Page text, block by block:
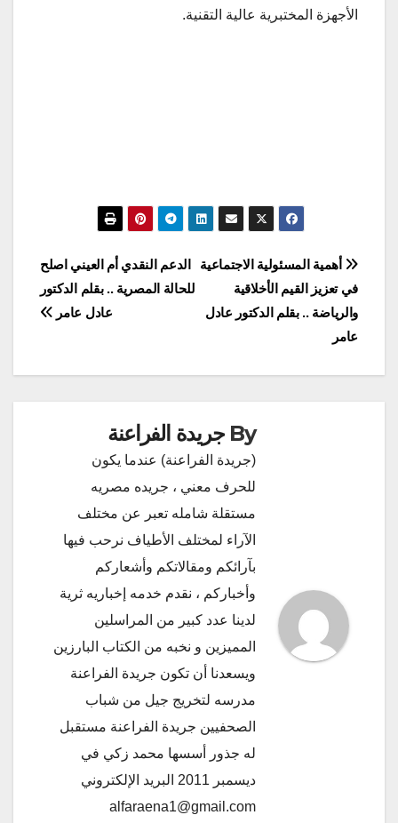
الأجهزة المختبرية عالية التقنية.
تصفّح
المقالات
الدعم النقدي أم العيني اصلح
للحالة المصرية .. بقلم الدكتور
عادل عامر
أهمية المسئولية الاجتماعية
في تعزيز القيم الأخلاقية
والرياضة .. بقلم الدكتور عادل
عامر
By جريدة الفراعنة
(جريدة الفراعنة) عندما يكون
للحرف معني ، جريده مصريه
مستقلة شامله تعبر عن مختلف
الآراء لمختلف الأطياف نرحب فيها
بآرائكم ومقالاتكم وأشعاركم
وأخباركم ، نقدم خدمه إخباريه ثرية
لدينا عدد كبير من المراسلين
المميزين و نخبه من الكتاب البارزين
ويسعدنا أن تكون جريدة الفراعنة
مدرسه لتخريج جيل من شباب
الصحفيين جريدة الفراعنة مستقبل
له جذور أسسها محمد زكي في
ديسمبر 2011 البريد الإلكتروني
alfaraena1@gmail.com